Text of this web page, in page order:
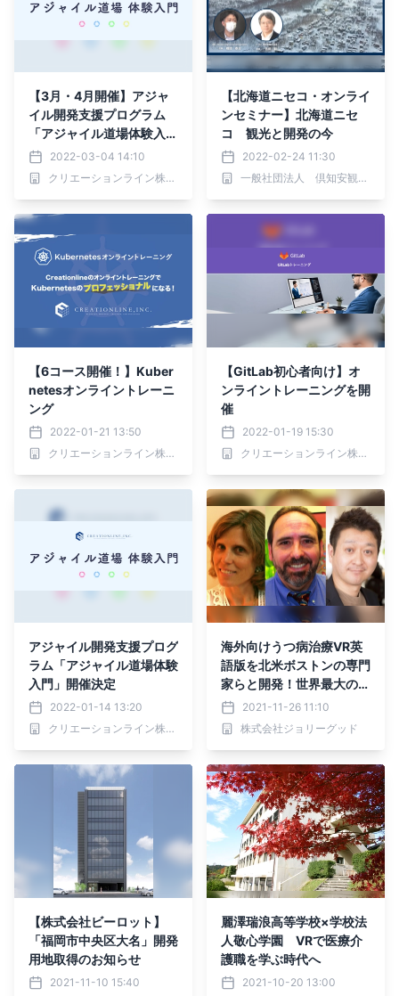
【3月・4月開催】アジャ
イル開発支援プログラム
「アジャイル道場体験入
門」お申し込み受付中
2022-03-04 14:10
クリエーションライン株式会社
【北海道ニセコ・オンライ
ンセミナー】北海道ニセ
コ 観光と開発の今
2022-02-24 11:30
一般社団法人 倶知安観光協会
【6コース開催！】Kuber
netesオンライントレーニ
ング
2022-01-21 13:50
クリエーションライン株式会社
【GitLab初心者向け】オ
ンライントレーニングを開
催
2022-01-19 15:30
クリエーションライン株式会社
アジャイル開発支援プログ
ラム「アジャイル道場体験
入門」開催決定
2022-01-14 13:20
クリエーションライン株式会社
海外向けうつ病治療VR英
語版を北米ボストンの専門
家らと開発！世界最大のテ
ックイベント「CES 202
2」で初公開
2021-11-26 11:10
株式会社ジョリーグッド
【株式会社ビーロット】
「福岡市中央区大名」開発
用地取得のお知らせ
2021-11-10 15:40
麗澤瑞浪高等学校×学校法
人敬心学園 VRで医療介
護職を学ぶ時代へ
2021-10-20 13:00